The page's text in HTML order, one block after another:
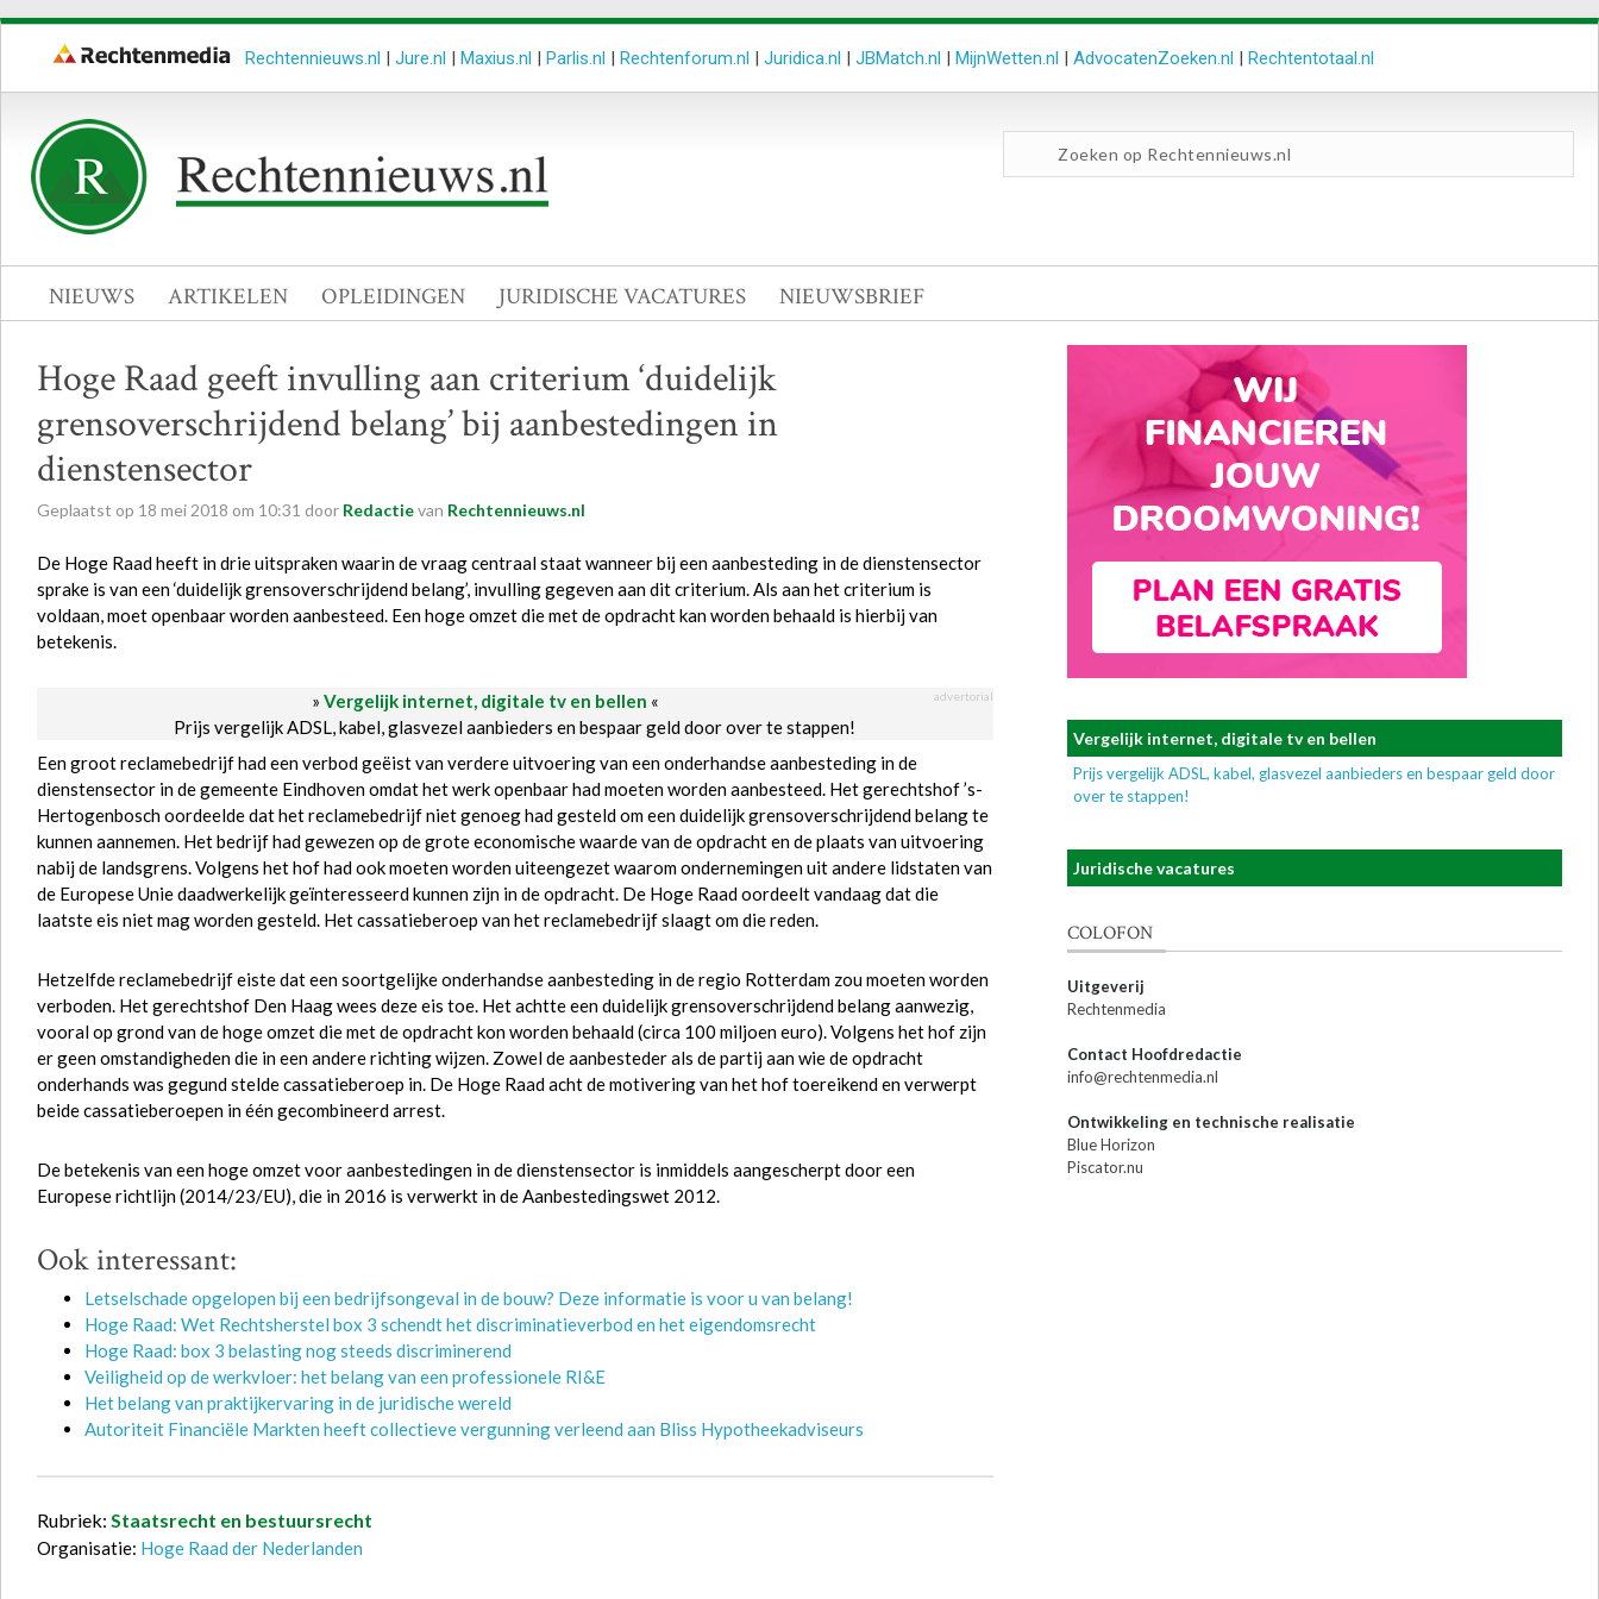
Rechtennieuws.nl | Jure.nl | Maxius.nl | Parlis.nl | Rechtenforum.nl | Juridica.nl | JBMatch.nl | MijnWetten.nl | AdvocatenZoeken.nl | Rechtentotaal.nl
NIEUWS ARTIKELEN OPLEIDINGEN JURIDISCHE VACATURES NIEUWSBRIEF
Hoge Raad geeft invulling aan criterium ‘duidelijk
grensoverschrijdend belang’ bij aanbestedingen in
dienstensector
Geplaatst op 18 mei 2018 om 10:31 door Redactievan Rechtennieuws.nl
De Hoge Raad heeft in drie uitspraken waarin de vraag centraal staat wanneer bij een aanbesteding in de dienstensector
sprake is van een ‘duidelijk grensoverschrijdend belang’, invulling gegeven aan dit criterium. Als aan het criterium is
voldaan, moet openbaar worden aanbesteed. Een hoge omzet die met de opdracht kan worden behaald is hierbij van
betekenis.
» Vergelijk internet, digitale tv en bellen « advertorial
Prijs vergelijk ADSL, kabel, glasvezel aanbieders en bespaar geld door over te stappen!
Een groot reclamebedrijf had een verbod geëist van verdere uitvoering van een onderhandse aanbesteding in de
dienstensector in de gemeente Eindhoven omdat het werk openbaar had moeten worden aanbesteed. Het gerechtshof ’s-
Hertogenbosch oordeelde dat het reclamebedrijf niet genoeg had gesteld om een duidelijk grensoverschrijdend belang te
kunnen aannemen. Het bedrijf had gewezen op de grote economische waarde van de opdracht en de plaats van uitvoering
nabij de landsgrens. Volgens het hof had ook moeten worden uiteengezet waarom ondernemingen uit andere lidstaten van
de Europese Unie daadwerkelijk geïnteresseerd kunnen zijn in de opdracht. De Hoge Raad oordeelt vandaag dat die
laatste eis niet mag worden gesteld. Het cassatieberoep van het reclamebedrijf slaagt om die reden.
Hetzelfde reclamebedrijf eiste dat een soortgelijke onderhandse aanbesteding in de regio Rotterdam zou moeten worden
verboden. Het gerechtshof Den Haag wees deze eis toe. Het achtte een duidelijk grensoverschrijdend belang aanwezig,
vooral op grond van de hoge omzet die met de opdracht kon worden behaald (circa 100 miljoen euro). Volgens het hof zijn
er geen omstandigheden die in een andere richting wijzen. Zowel de aanbesteder als de partij aan wie de opdracht
onderhands was gegund stelde cassatieberoep in. De Hoge Raad acht de motivering van het hof toereikend en verwerpt
beide cassatieberoepen in één gecombineerd arrest.
De betekenis van een hoge omzet voor aanbestedingen in de dienstensector is inmiddels aangescherpt door een
Europese richtlijn (2014/23/EU), die in 2016 is verwerkt in de Aanbestedingswet 2012.
Ook interessant:
Letselschade opgelopen bij een bedrijfsongeval in de bouw? Deze informatie is voor u van belang!
Hoge Raad: Wet Rechtsherstel box 3 schendt het discriminatieverbod en het eigendomsrecht
Hoge Raad: box 3 belasting nog steeds discriminerend
Veiligheid op de werkvloer: het belang van een professionele RI&E
Het belang van praktijkervaring in de juridische wereld
Autoriteit Financiële Markten heeft collectieve vergunning verleend aan Bliss Hypotheekadviseurs
Rubriek: Staatsrecht en bestuursrecht
Organisatie: Hoge Raad der Nederlanden
Vergelijk internet, digitale tv en bellen
Prijs vergelijk ADSL, kabel, glasvezel aanbieders en bespaar geld door
over te stappen!
Juridische vacatures
COLOFON
Uitgeverij
Rechtenmedia
Contact Hoofdredactie
info@rechtenmedia.nl
Ontwikkeling en technische realisatie
Blue Horizon
Piscator.nu